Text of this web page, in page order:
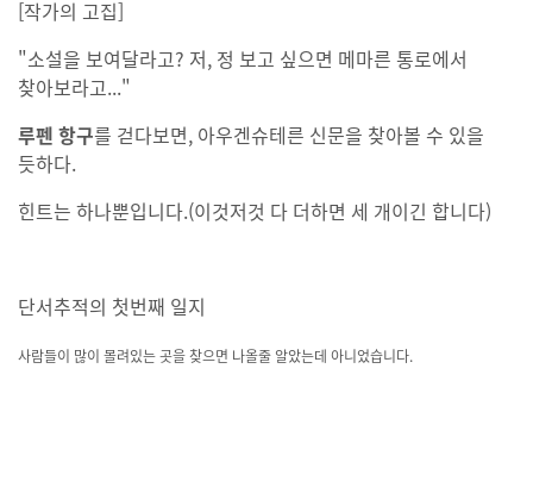
[작가의 고집]
"소설을 보여달라고? 저, 정 보고 싶으면 메마른 통로에서
찾아보라고..."
루펜 항구를 걷다보면, 아우겐슈테른 신문을 찾아볼 수 있을
듯하다.
힌트는 하나뿐입니다.(이것저것 다 더하면 세 개이긴 합니다)
단서추적의 첫번째 일지
사람들이 많이 몰려있는 곳을 찾으면 나올줄 알았는데 아니었습니다.